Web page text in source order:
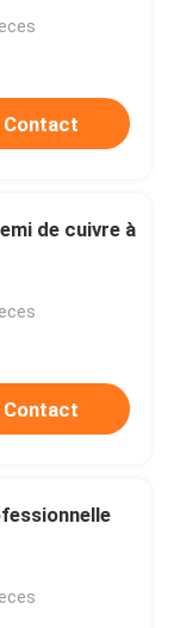
Contact
de cuivre à
Contact